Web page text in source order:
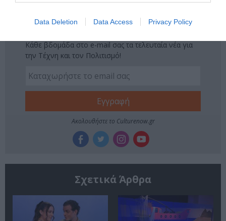
Data Deletion Data Access Privacy Policy
Κάθε βδομάδα στο e-mail σας τα τελευταία νέα για
την Τέχνη και τον Πολιτισμό!
Ακολουθήστε το Culturenow.gr
Σχετικά Άρθρα